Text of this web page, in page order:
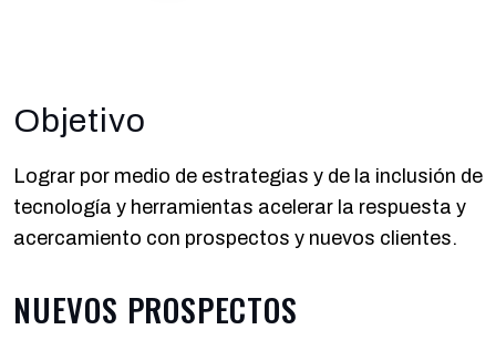
Objetivo
Lograr por medio de estrategias y de la inclusión de
tecnología y herramientas acelerar la respuesta y
acercamiento con prospectos y nuevos clientes.
NUEVOS PROSPECTOS